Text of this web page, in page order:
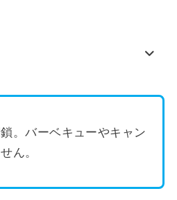
。バーベキューやキャン
ん。